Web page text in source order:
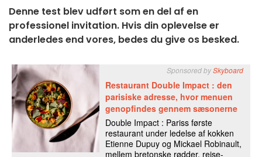
Denne test blev udført som en del af en
professionel invitation. Hvis din oplevelse er
anderledes end vores, bedes du give os besked.